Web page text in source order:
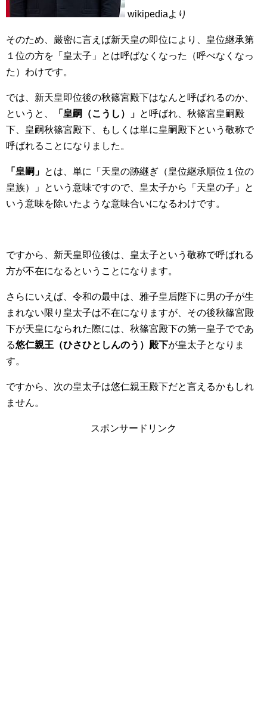
wikipediaより
そのため、厳密に言えば新天皇の即位により、皇位継承第
１位の方を「皇太子」とは呼ばなくなった（呼べなくなっ
た）わけです。
では、新天皇即位後の秋篠宮殿下はなんと呼ばれるのか、
というと、
「皇嗣（こうし）」 と呼ばれ、 秋篠宮皇嗣殿
下、皇嗣秋篠宮殿下、もしくは単に皇嗣殿下という敬称で
呼ばれることになりました。
「皇嗣」 とは、単に「天皇の跡継ぎ（皇位継承順位１位の
皇族）」という意味ですので、皇太子から「天皇の子」と
いう意味を除いたような意味合いになるわけです。
ですから、新天皇即位後は、皇太子という敬称で呼ばれる
方が不在になるということになります。
さらにいえば、令和の最中は、雅子皇后陛下に男の子が生
まれない限り皇太子は不在になりますが、その後秋篠宮殿
下が天皇になられた際には、秋篠宮殿下の第一皇子でであ
る悠仁親王（ひさひとしんのう）殿下が皇太子となりま
す。
ですから、次の皇太子は悠仁親王殿下だと言えるかもしれ
ません。
スポンサードリンク